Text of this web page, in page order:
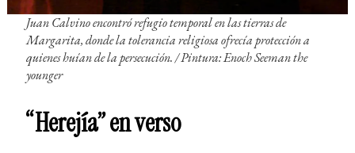
Juan Calvino encontró refugio temporal en las tierras de
Margarita, donde la tolerancia religiosa ofrecía protección a
quienes huían de la persecución. / Pintura: Enoch Seeman the
younger
“Herejía” en verso